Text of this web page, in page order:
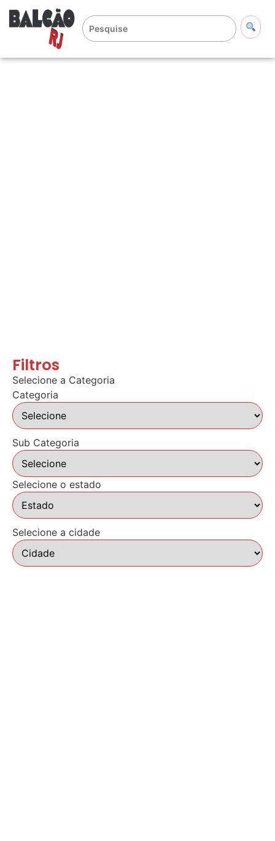
Filtros
Selecione a Categoria
Categoria
Sub Categoria
Selecione o estado
Selecione a cidade